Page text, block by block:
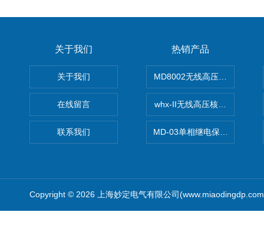
关于我们
关于我们
在线留言
联系我们
热销产品
MD8002无线高压核相仪
whx-II无线高压核相仪
MD-03单相继电保护测试仪价
Copyright © 2026 上海妙定电气有限公司